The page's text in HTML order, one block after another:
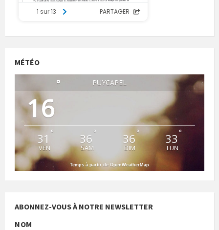
MÉTÉO
PUYCAPEL
16
°
31 °
VEN
36 °
SAM
36°
DIM
33 °
LUN
Temps à partir de OpenWeatherMap
ABONNEZ-VOUS À NOTRE NEWSLETTER
NOM